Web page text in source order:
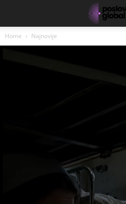
Home Najnovije